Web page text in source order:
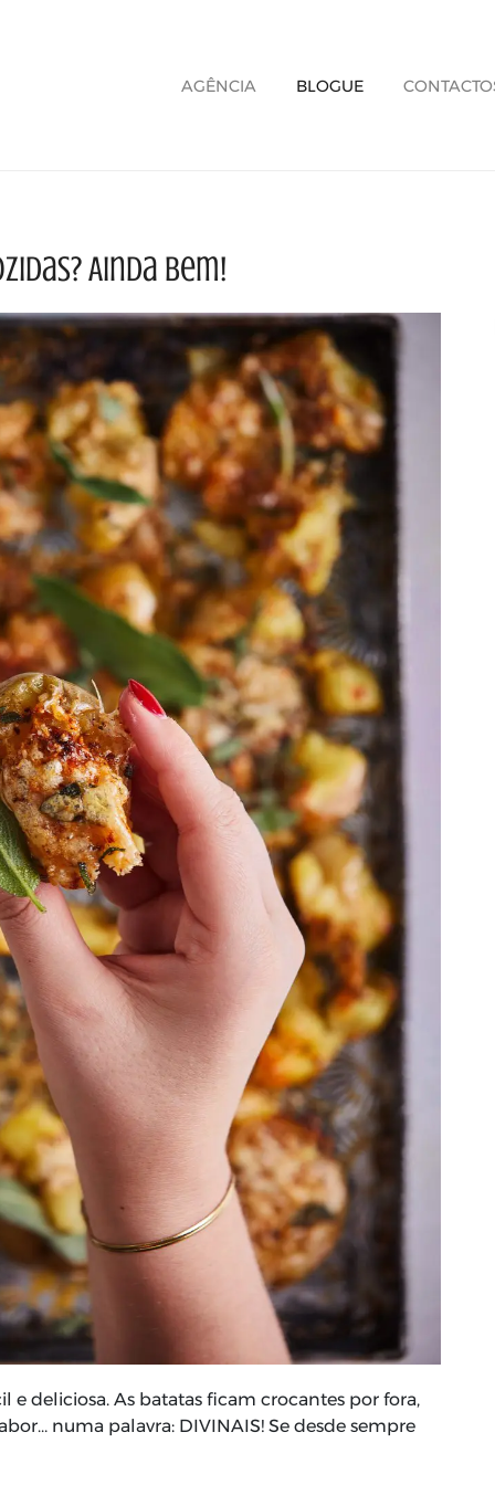
AGÊNCIA BLOGUE
Ainda bem!
e deliciosa. As batatas ficam crocantes por fora,
numa palavra: DIVINAIS! Se desde sempre